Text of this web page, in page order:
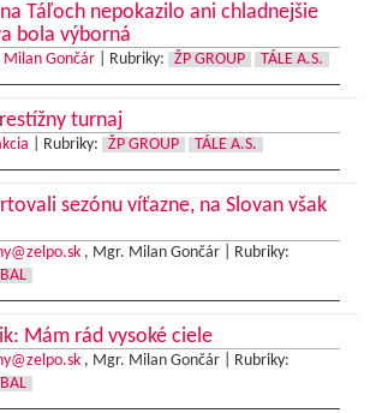
Táľoch nepokazilo ani chladnejšie
bola výborná
Milan Gončár Rubriky: ŽP GROUP TÁLE A.S.
turnaj
Rubriky: ŽP GROUP TÁLE A.S.
sezónu víťazne, na Slovan však
, Mgr. Milan Gončár |
Rubriky:
Mám rád vysoké ciele
, Mgr. Milan Gončár |
Rubriky: